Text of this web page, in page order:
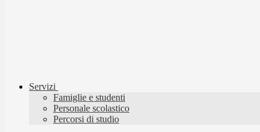
Servizi
Famiglie e studenti
Personale scolastico
Percorsi di studio